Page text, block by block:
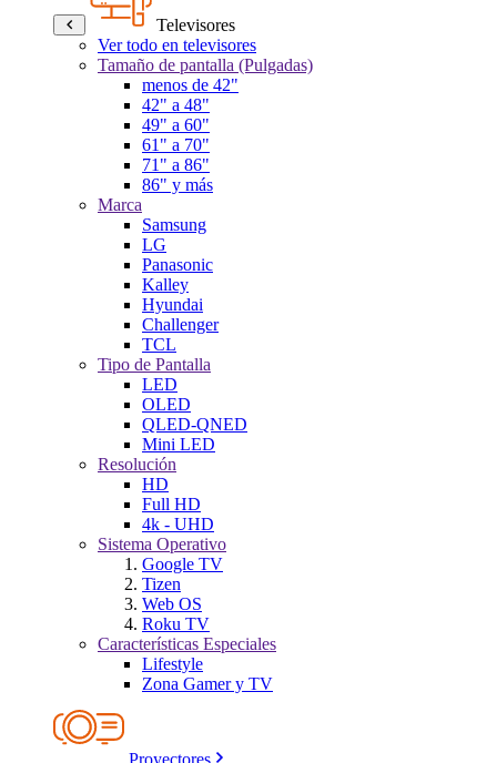
Televisores
Ver todo en televisores
Tamaño de pantalla (Pulgadas)
menos de 42"
42" a 48"
49" a 60"
61" a 70"
71" a 86"
86" y más
Marca
Samsung
LG
Panasonic
Kalley
Hyundai
Challenger
TCL
Tipo de Pantalla
LED
OLED
QLED-QNED
Mini LED
Resolución
HD
Full HD
4k - UHD
Sistema Operativo
Google TV
Tizen
Web OS
Roku TV
Características Especiales
Lifestyle
Zona Gamer y TV
Proyectores